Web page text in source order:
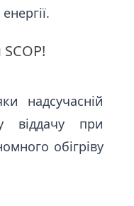
надсучасній
віддачу при
обігріву